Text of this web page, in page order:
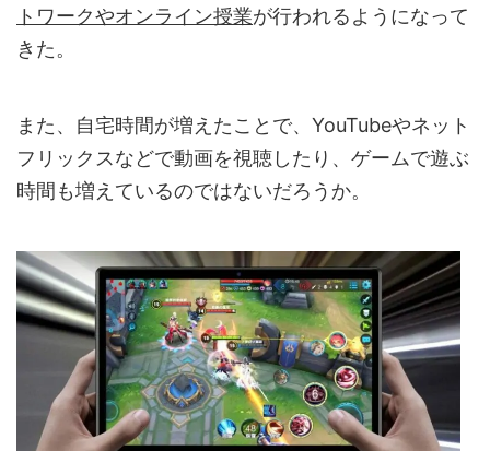
トワークやオンライン授業が行われるようになって
きた。
また、自宅時間が増えたことで、YouTubeやネット
フリックスなどで動画を視聴したり、ゲームで遊ぶ
時間も増えているのではないだろうか。